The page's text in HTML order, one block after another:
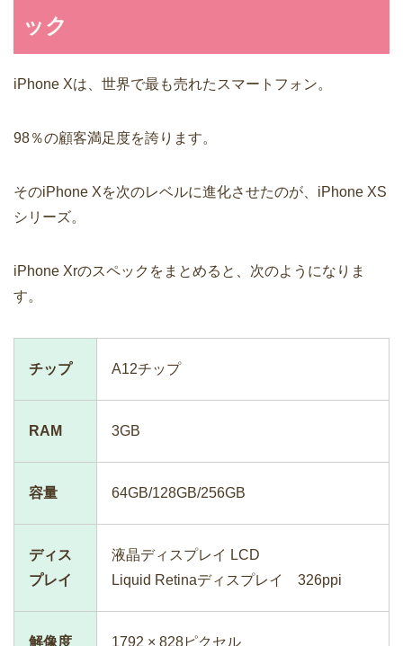
ック
iPhone Xは、世界で最も売れたスマートフォン。
98％の顧客満足度を誇ります。
そのiPhone Xを次のレベルに進化させたのが、iPhone XS
シリーズ。
iPhone Xrのスペックをまとめると、次のようになりま
す。
チップ A12チップ
RAM 3GB
容量 64GB/128GB/256GB
ディス
プレイ
液晶ディスプレイ LCD
Liquid Retinaディスプレイ 326ppi
解像度 1792 × 828ピクセル